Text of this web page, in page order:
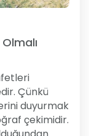
Çünkü
duyurmak
çekimidir.